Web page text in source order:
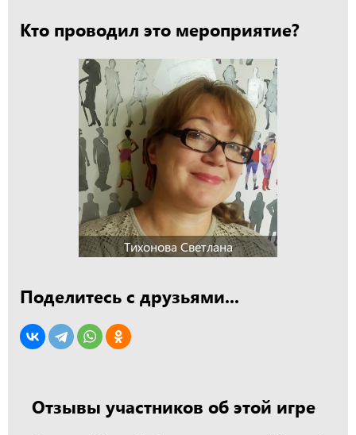
Кто проводил это мероприятие?
Тихонова Светлана
Поделитесь с друзьями...
Отзывы участников об этой игре